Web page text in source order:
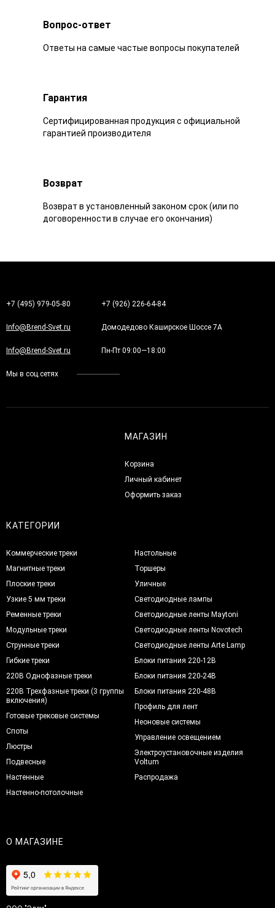
Вопрос-ответ
Ответы на самые частые вопросы покупателей
Гарантия
Сертифицированная продукция с официальной
гарантией производителя
Возврат
Возврат в установленный законом срок (или по
договоренности в случае его окончания)
+7 (495) 979-05-80 +7 (926) 226-64-84
Info@Brend-Svet.ru Домодедово Каширское Шоссе 7А
Info@Brend-Svet.ru Пн-Пт 09:00—18:00
Мы в соц.сетях
МАГАЗИН
Корзина
Личный кабинет
Оформить заказ
КАТЕГОРИИ
Коммерческие треки
Магнитные треки
Плоские треки
Узкие 5 мм треки
Ременные треки
Модульные треки
Струнные треки
Гибкие треки
220В Однофазные треки
220В Трехфазные треки (3 группы
включения)
Готовые трековые системы
Споты
Люстры
Подвесные
Настенные
Настенно-потолочные
Настольные
Торшеры
Уличные
Светодиодные лампы
Светодиодные ленты Maytoni
Светодиодные ленты Novotech
Светодиодные ленты Arte Lamp
Блоки питания 220-12В
Блоки питания 220-24В
Блоки питания 220-48В
Профиль для лент
Неоновые системы
Управление освещением
Электроустановочные изделия
Voltum
Распродажа
О МАГАЗИНЕ